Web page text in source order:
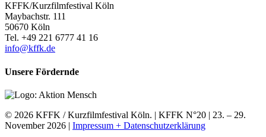
KFFK/Kurzfilmfestival Köln
May­bach­str. 111
50670 Köln
Tel. +49 221 6777 41 16
info@kffk.de
Unse­re Fördernde
© 2026 KFFK / Kurzfilmfestival Köln. | KFFK N°20 | 23. – 29.
November 2026 | Impressum + Datenschutzerklärung